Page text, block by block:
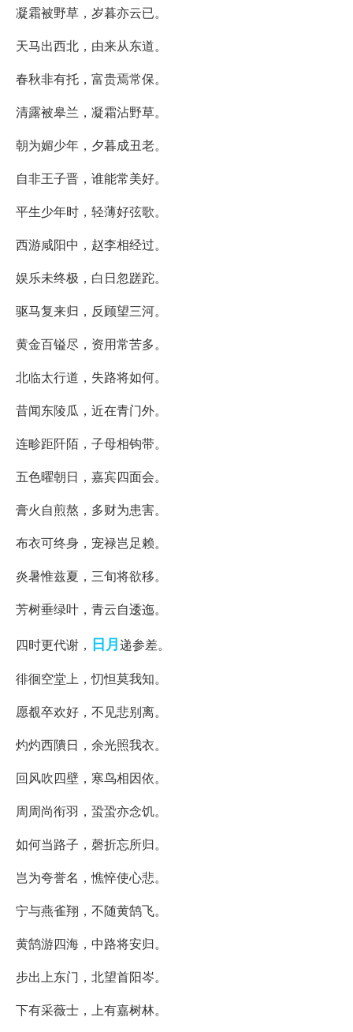
凝霜被野草，岁暮亦云已。
天马出西北，由来从东道。
春秋非有托，富贵焉常保。
清露被皋兰，凝霜沾野草。
朝为媚少年，夕暮成丑老。
自非王子晋，谁能常美好。
平生少年时，轻薄好弦歌。
西游咸阳中，赵李相经过。
娱乐未终极，白日忽蹉跎。
驱马复来归，反顾望三河。
黄金百镒尽，资用常苦多。
北临太行道，失路将如何。
昔闻东陵瓜，近在青门外。
连畛距阡陌，子母相钩带。
五色曜朝日，嘉宾四面会。
膏火自煎熬，多财为患害。
布衣可终身，宠禄岂足赖。
炎暑惟兹夏，三旬将欲移。
芳树垂绿叶，青云自逶迤。
四时更代谢， 日月递参差。
徘徊空堂上，忉怛莫我知。
愿覩卒欢好，不见悲别离。
灼灼西隤日，余光照我衣。
回风吹四壁，寒鸟相因依。
周周尚衔羽，蛩蛩亦念饥。
如何当路子，磬折忘所归。
岂为夸誉名，憔悴使心悲。
宁与燕雀翔，不随黄鹄飞。
黄鹄游四海，中路将安归。
步出上东门，北望首阳岑。
下有采薇士，上有嘉树林。